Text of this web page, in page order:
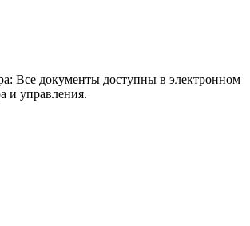
Все документы доступны в электронном
и управления.